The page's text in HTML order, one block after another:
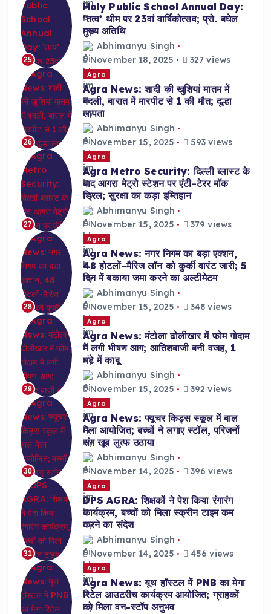
25
Holy Public School Annual Day:
‘तत्व’ थीम पर 23वां वार्षिकोत्सव; प्रो. बघेल
मुख्य अतिथि
Abhimanyu Singh
November 18, 2025
327 views
26
Agra
Agra News: शादी की खुशियां मातम में
बदली, बारात में मारपीट से 1 की मौत; दूल्हा
लापता
Abhimanyu Singh
November 15, 2025
593 views
27
Agra
Agra Metro Security: दिल्ली ब्लास्ट के
बाद आगरा मेट्रो स्टेशन पर एंटी-टेरर मॉक
ड्रिल; सुरक्षा का कड़ा इम्तिहान
Abhimanyu Singh
November 15, 2025
379 views
28
Agra
Agra News: नगर निगम का बड़ा एक्शन,
48 होटलों-मैरिज लॉन को कुर्की वारंट जारी; 5
दिन में बकाया जमा करने का अल्टीमेटम
Abhimanyu Singh
November 15, 2025
348 views
29
Agra
Agra News: मंटोला ढोलीखार में फोम गोदाम
में लगी भीषण आग; आतिशबाजी बनी वजह, 1
घंटे में काबू
Abhimanyu Singh
November 15, 2025
392 views
30
Agra
Agra News: फ्यूचर किड्स स्कूल में बाल
मेला आयोजित; बच्चों ने लगाए स्टॉल, परिजनों
संग खूब लुत्फ उठाया
Abhimanyu Singh
November 14, 2025
396 views
31
Agra
DPS AGRA: शिक्षकों ने पेश किया रंगारंग
कार्यक्रम, बच्चों को मिला स्क्रीन टाइम कम
करने का संदेश
Abhimanyu Singh
November 14, 2025
456 views
Agra
Agra News: यूथ हॉस्टल में PNB का मेगा
रिटेल आउटरीच कार्यक्रम आयोजित; ग्राहकों
को मिला वन-स्टॉप अनुभव